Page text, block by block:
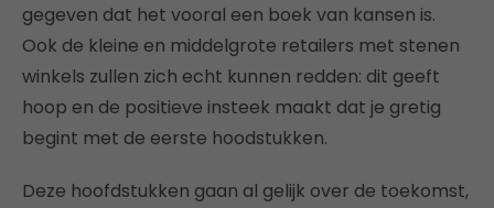
gegeven dat het vooral een boek van kansen is.
Ook de kleine en middelgrote retailers met stenen
winkels zullen zich echt kunnen redden: dit geeft
hoop en de positieve insteek maakt dat je gretig
begint met de eerste hoodstukken.
Deze hoofdstukken gaan al gelijk over de toekomst,